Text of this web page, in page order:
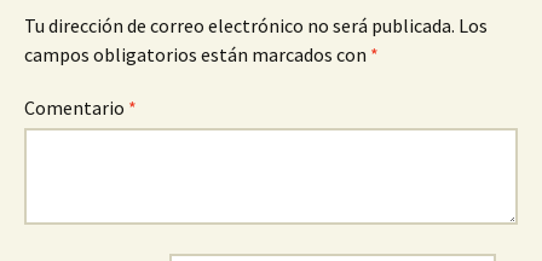
Tu dirección de correo electrónico no será publicada. Los
campos obligatorios están marcados con *
Comentario *